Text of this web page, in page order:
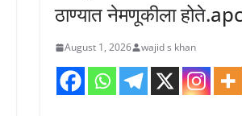
ठाण्यात नेमणूकीला
August 1, 2026 wajid s khan